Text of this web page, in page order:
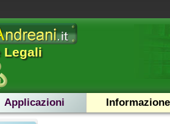
Legali
Applicazioni Informazione